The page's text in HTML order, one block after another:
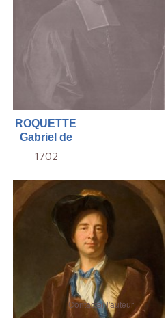
ROQUETTE
Gabriel de
1702
Contacter l'auteur